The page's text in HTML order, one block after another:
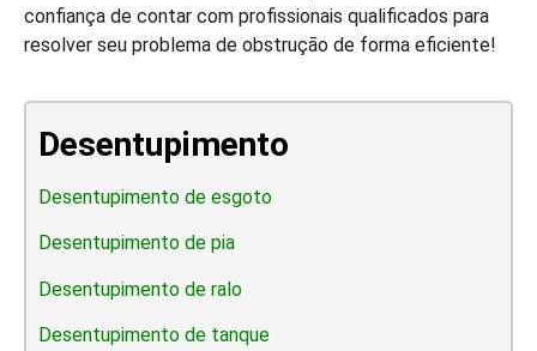
confiança de contar com profissionais qualificados para
resolver seu problema de obstrução de forma eficiente!
Desentupimento
Desentupimento de esgoto
Desentupimento de pia
Desentupimento de ralo
Desentupimento de tanque